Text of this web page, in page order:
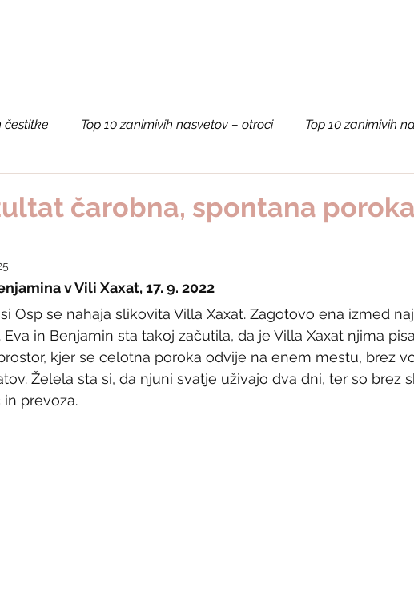
čestitke Top 10 zanimivih nasvetov – otroci Top 10 zanimivih
čarobna, spontana
v Vili Xaxat, 17. 9. 2022
Osp se nahaja slikovita Villa Xaxat. Zagotovo ena izmed
in Benjamin sta takoj začutila, da je Villa Xaxat njima
kjer se celotna poroka odvije na enem mestu, brez
Želela sta si, da njuni svatje uživajo dva dni, ter so brez
prevoza.